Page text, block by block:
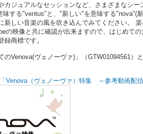
カジュアルなセッションなど、さまざまなシ
味する"ventus"と、"新しい"を意味する"nova"(
新しい音楽の風を吹き込んでみてください。
の映像と共に確認が出来ますので、はじめて
録商標です。
Venova(ヴェノーヴァ)」（GTW01094561）と
Venova（ヴェノーヴァ）特集 ～参考動画配